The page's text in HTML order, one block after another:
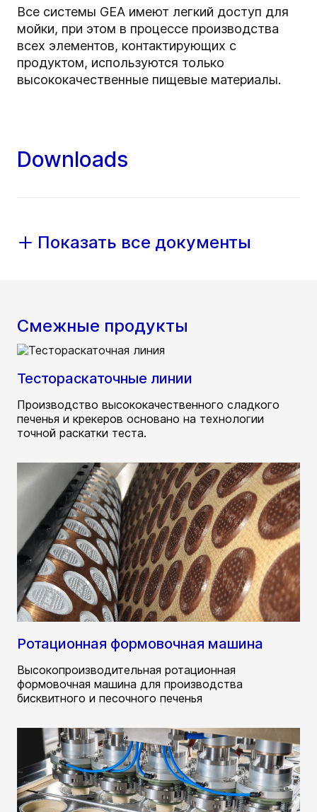
Все системы GEA имеют легкий доступ для
мойки, при этом в процессе производства
всех элементов, контактирующих с
продуктом, используются только
высококачественные пищевые материалы.
Downloads
Показать все документы
Смежные продукты
Тестораскаточные линии
Производство высококачественного сладкого
печенья и крекеров основано на технологии
точной раскатки теста.
Ротационная формовочная машина
Высокопроизводительная ротационная
формовочная машина для производства
бисквитного и песочного печенья